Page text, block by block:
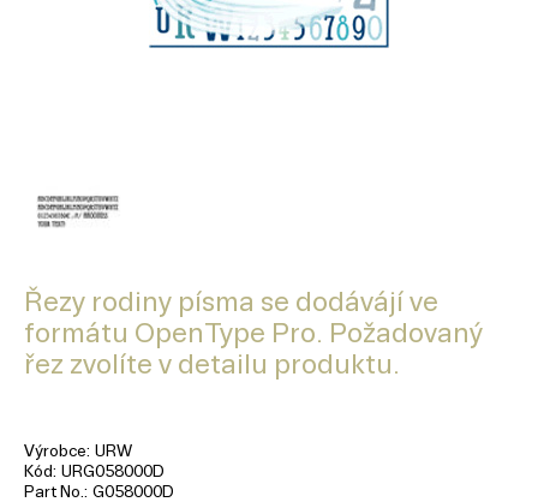
Řezy rodiny písma se dodávájí ve
formátu OpenType Pro. Požadovaný
řez zvolíte v detailu produktu.
Výrobce URW
Kód URG058000D
Part No. G058000D